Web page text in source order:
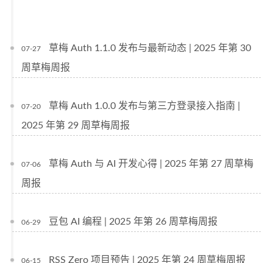
07-27
草梅 Auth 1.1.0 发布与最新动态 | 2025 年第 30
周草梅周报
07-20
草梅 Auth 1.0.0 发布与第三方登录接入指南 |
2025 年第 29 周草梅周报
07-06
草梅 Auth 与 AI 开发心得 | 2025 年第 27 周草梅
周报
06-29 豆包 AI 编程 | 2025 年第 26 周草梅周报
06-15 RSS Zero 项目预告 | 2025 年第 24 周草梅周报